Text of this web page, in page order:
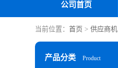
公司首页
当前位置： 首页 > 供应商机
产品分类 Product